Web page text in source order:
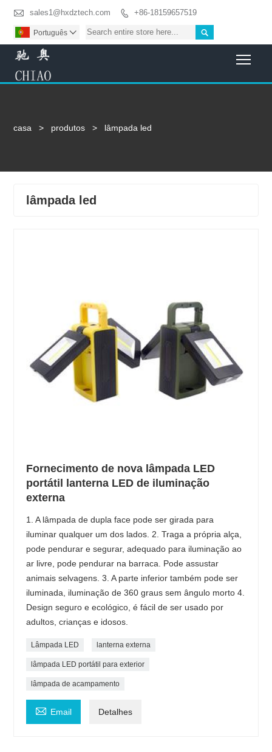
 sales1@hxdztech.com  +86-18159657519

Português 
casa > produtos > lâmpada led
lâmpada led
Fornecimento de nova lâmpada LED
portátil lanterna LED de iluminação
externa
1. A lâmpada de dupla face pode ser girada para
iluminar qualquer um dos lados. 2. Traga a própria alça,
pode pendurar e segurar, adequado para iluminação ao
ar livre, pode pendurar na barraca. Pode assustar
animais selvagens. 3. A parte inferior também pode ser
iluminada, iluminação de 360 ​​graus sem ângulo morto 4.
Design seguro e ecológico, é fácil de ser usado por
adultos, crianças e idosos.
Lâmpada LED lanterna externa
lâmpada LED portátil para exterior
lâmpada de acampamento
 Email Detalhes